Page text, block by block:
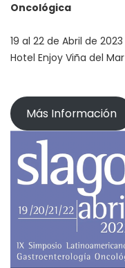
Oncológica
19 al 22 de Abril de 2023
Hotel Enjoy Viña del Mar
Más Información